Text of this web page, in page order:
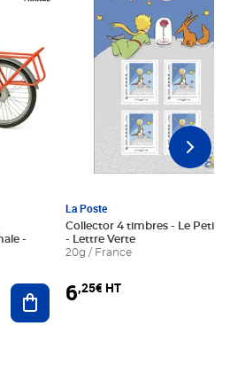
Ajouter au panier
La Poste
Collector 4 timbres - Le Petit
- Lettre Verte
20g / France
6,25€ HT